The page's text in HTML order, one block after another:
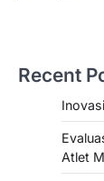
Recent
Atlet